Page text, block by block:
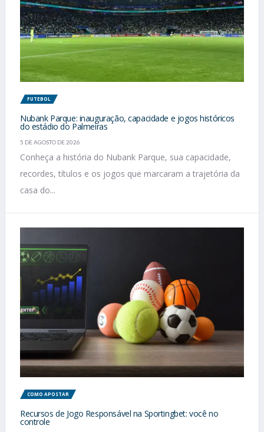
FUTEBOL
Nubank Parque: inauguração, capacidade e jogos históricos
do estádio do Palmeiras
5 DE AGOSTO DE 2026
Conheça a história do Nubank Parque, sua capacidade,
recordes, títulos e os jogos que marcaram a trajetória da
casa do...
COMO APOSTAR
Recursos de Jogo Responsável na Sportingbet: você no
controle